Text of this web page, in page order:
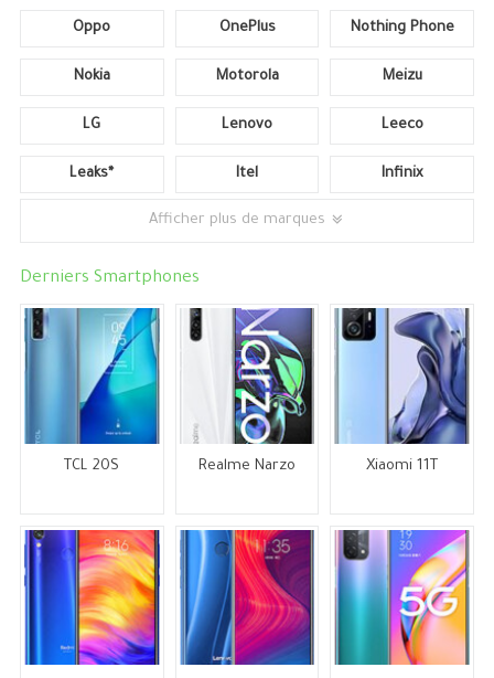
Oppo OnePlus Nothing Phone
Nokia Motorola Meizu
LG Lenovo Leeco
Leaks* Itel Infinix
Afficher plus de marques
Derniers Smartphones
TCL 20S Realme Narzo Xiaomi 11T